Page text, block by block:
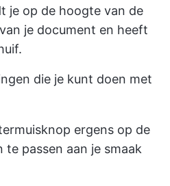
je op de hoogte van de
je document en heeft
die je kunt doen met
ergens op de
te passen aan je smaak